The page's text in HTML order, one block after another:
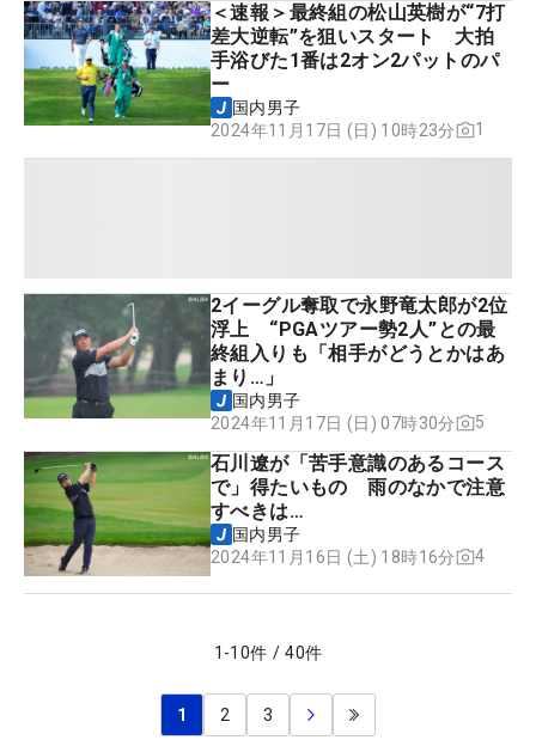
＜速報＞最終組の松山英樹が“7打
差大逆転”を狙いスタート 大拍
手浴びた1番は2オン2パットのパ
ー
国内男子
2024年11月17日 (日) 10時23分
1
2イーグル奪取で永野竜太郎が2位
浮上 “PGAツアー勢2人”との最
終組入りも「相手がどうとかはあ
まり…」
国内男子
2024年11月17日 (日) 07時30分
5
石川遼が「苦手意識のあるコース
で」得たいもの 雨のなかで注意
すべきは…
国内男子
2024年11月16日 (土) 18時16分
4
1 -10件 / 40件
1 2 3